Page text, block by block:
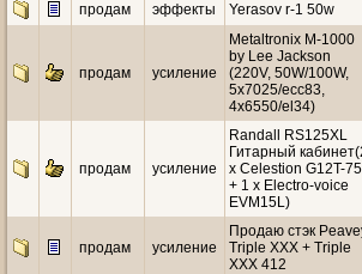
продам
эффекты Yerasov r-1 50w
продам усиление
Metaltronix M-1000
by Lee Jackson
(220V, 50W/100W,
5x7025/ecc83,
4x6550/el34)
продам усиление
Randall RS125XL
Гитарный
х Celestion G12T-75
+ 1 x Electro-voice
EVM15L)
продам усиление
Продаю стэк
Triple XXX + Triple
XXX 412